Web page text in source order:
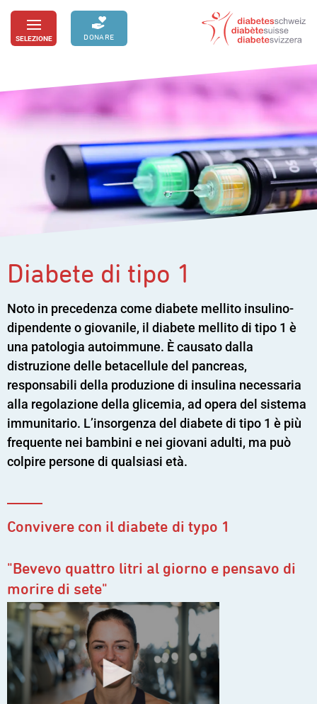
Passa
contenuto
Diabete di tipo 1
Noto in precedenza come diabete mellito insulino-
dipendente o giovanile, il diabete mellito di tipo 1 è
una patologia autoimmune. È causato dalla
distruzione delle betacellule del pancreas,
responsabili della produzione di insulina necessaria
alla regolazione della glicemia, ad opera del sistema
immunitario. L’insorgenza del diabete di tipo 1 è più
frequente nei bambini e nei giovani adulti, ma può
colpire persone di qualsiasi età.
Convivere con il diabete di typo 1
"Bevevo quattro litri al giorno e pensavo di
morire di sete"
toggle
menu
SELEZIONE DONARE